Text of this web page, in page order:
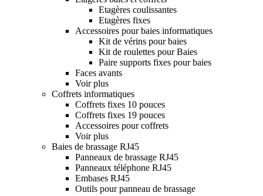
Etagères coulissantes
Etagères fixes
Accessoires pour baies informatiques
Kit de vérins pour baies
Kit de roulettes pour Baies
Paire supports fixes pour baies
Faces avants
Voir plus
Coffrets informatiques
Coffrets fixes 10 pouces
Coffrets fixes 19 pouces
Accessoires pour coffrets
Voir plus
Baies de brassage RJ45
Panneaux de brassage RJ45
Panneaux téléphone RJ45
Embases RJ45
Outils pour panneau de brassage